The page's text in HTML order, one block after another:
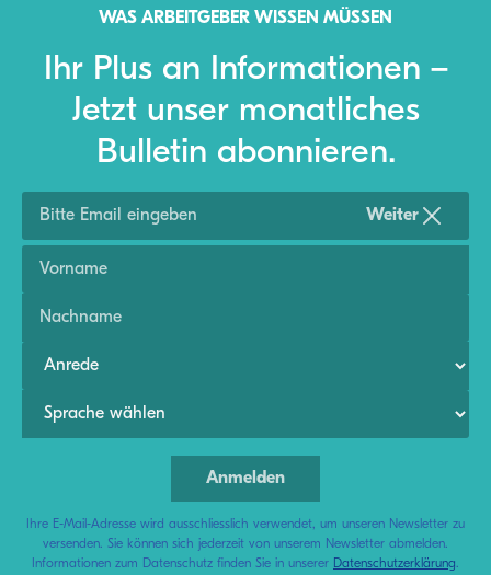
WAS ARBEITGEBER WISSEN MÜSSEN
Ihr Plus an Informationen –
Jetzt unser monatliches
Bulletin abonnieren.
Weiter
Ihre E-Mail-Adresse wird ausschliesslich verwendet, um unseren Newsletter zu
versenden. Sie können sich jederzeit von unserem Newsletter abmelden.
Informationen zum Datenschutz finden Sie in unserer Datenschutzerklärung.